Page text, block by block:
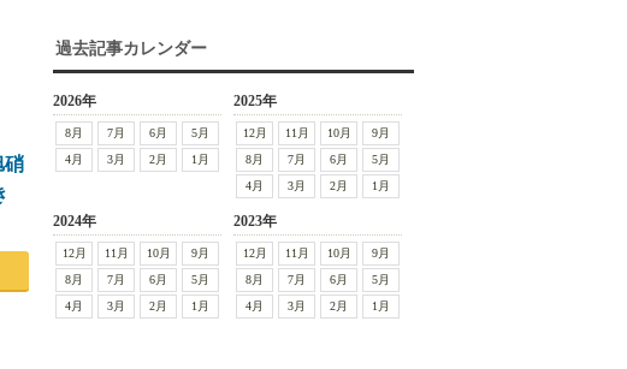
硝
過去記事カレンダー
2026年
8月 7月 6月
5月
4月
3月 2月 1月
2025年
12月 11月 10月
9月
8月
7月 6月
5月
4月
3月 2月 1月
2024年
12月 11月 10月
9月
8月
7月 6月
5月
4月
3月 2月 1月
2023年
12月 11月 10月
9月
8月
7月 6月
5月
4月
3月 2月 1月